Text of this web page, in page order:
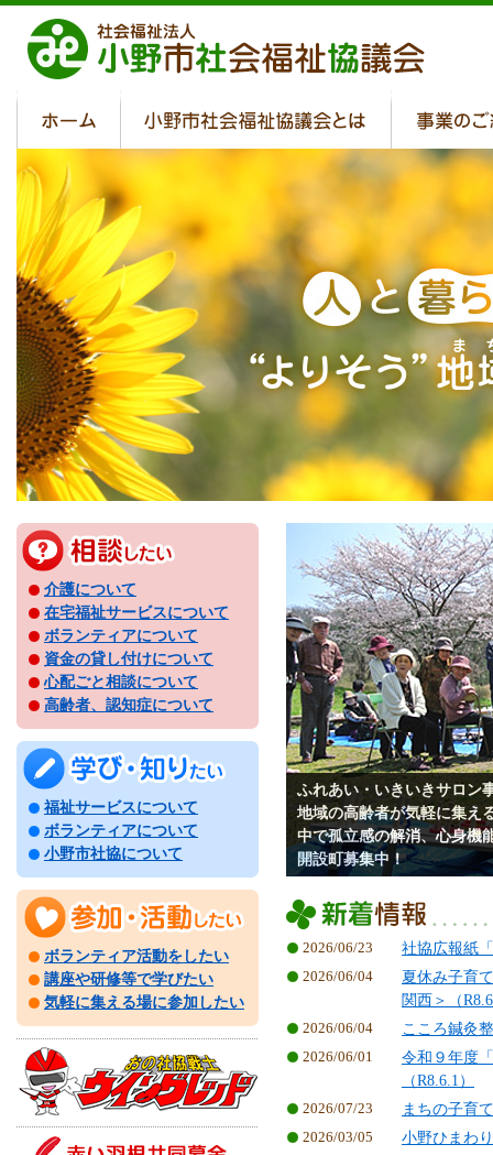
介護について
在宅福祉サービスについて
ボランティアについて
資金の貸し付けについて
心配ごと相談について
高齢者、認知症について
福祉サービスについて
ボランティアについて
小野市社協について
ボランティア活動をしたい
講座や研修等で学びたい
気軽に集える場に参加したい
ふれあい・いきいきサロン
地域の高齢者が気軽に集え
中で孤立感の解消、心身機
開設町募集中！
2026/06/23 社協広報紙
2026/06/04
夏休み子育
関西＞（
2026/06/04 こころ鍼灸
2026/06/01
令和９年度
（R8.6.1）
2026/07/23 まちの子育
2026/03/05 小野ひまわ